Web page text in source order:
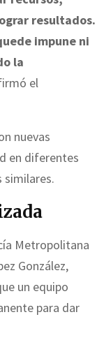
resultados.
impune ni
la
el
nuevas
en diferentes
similares.
Metropolitana
González,
un equipo
para dar